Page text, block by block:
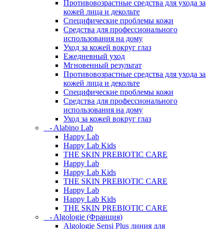
Противовозрастные средства для ухода за
кожей лица и декольте
Специфические проблемы кожи
Средства для профессионального
использования на дому
Уход за кожей вокруг глаз
Ежедневный уход
Мгновенный результат
Противовозрастные средства для ухода за
кожей лица и декольте
Специфические проблемы кожи
Средства для профессионального
использования на дому
Уход за кожей вокруг глаз
- Alabino Lab
Happy Lab
Happy Lab Kids
THE SKIN PREBIOTIC CARE
Happy Lab
Happy Lab Kids
THE SKIN PREBIOTIC CARE
Happy Lab
Happy Lab Kids
THE SKIN PREBIOTIC CARE
- Algologie (Франция)
Algologie Sensi Plus линия для